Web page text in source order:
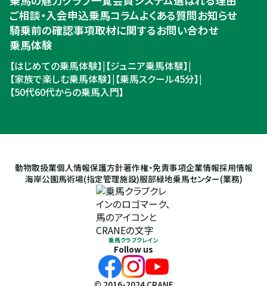
ご相談・入会申込乗馬コラムよくある質問お知らせ
騎乗前の確認事項取材に関するお問い合わせ
乗馬体験
【はじめての乗馬体験】| 【ジュニア乗馬体験】|
【家族で楽しむ乗馬体験】| 【乗馬スクール45分】|
【50代60代からの乗馬入門】
動物取扱業個人情報保護方針著作権・免責事項企業情報採用情報
海岸公園馬術場(指定管理施設)服部緑地乗馬センター(業務)
乗馬クラブクレイン
Follow us